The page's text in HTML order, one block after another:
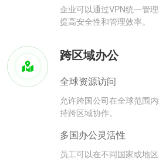
企业可以通过VPN统一管
提高安全性和管理效率。
跨区域办公
全球资源访问
允许跨国公司在全球范围
持跨区域协作。
多国办公灵活性
员工可以在不同国家或地